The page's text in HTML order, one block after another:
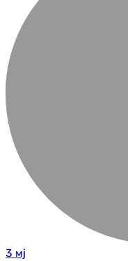
3 мј